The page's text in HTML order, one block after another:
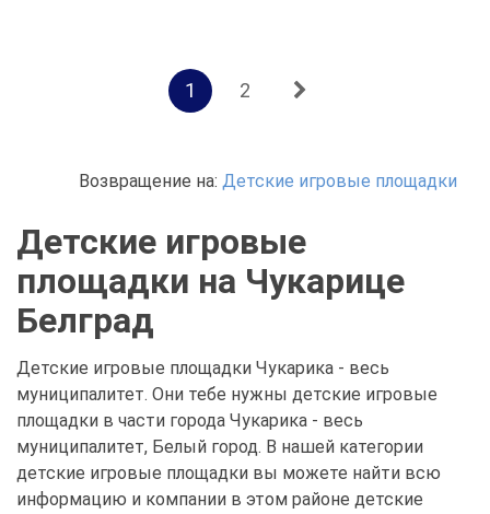
1 2
Возвращение на: Детские игровые площадки
Детские игровые
площадки на Чукарице
Белград
Детские игровые площадки Чукарика - весь
муниципалитет. Они тебе нужны детские игровые
площадки в части города Чукарика - весь
муниципалитет, Белый город. В нашей категории
детские игровые площадки вы можете найти всю
информацию и компании в этом районе детские